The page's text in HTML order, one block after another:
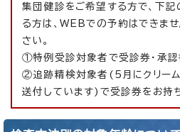
集団健診をご希望する方で、下
る方は、WEBでの予約はできま
さい。
①特例受診対象者で受診券・承認
②追跡精検対象者(5月にクリー
送付しています)で受診券をお持